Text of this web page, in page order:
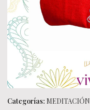
Categorías: MEDITACIÓN